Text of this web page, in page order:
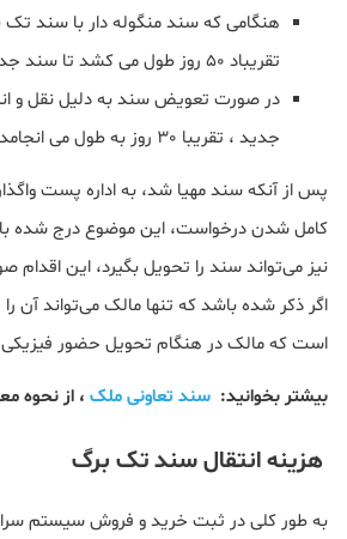
هنگامی که سند منگوله دار با سند
تقریباد 50 روز طول می کشد تا سند جدید صادر شود.
در صورت تعویض سند به دلیل نقل و
جدید ، تقریبا 30 روز به طول می انجامد.
پس از آنکه سند مهیا شد، به اداره پست
کامل شدن درخواست، این موضوع درج
نیز می‌تواند سند را تحویل بگیرد، این
اگر ذکر شده باشد که تنها مالک می‌تواند آن را
است که مالک در هنگام تحویل حضور
بیشتر بخوانید: سند تعاونی ملک ، از نحوه
هزینه انتقال سند تک برگ
به طور کلی در ثبت خرید و فروش سیستم